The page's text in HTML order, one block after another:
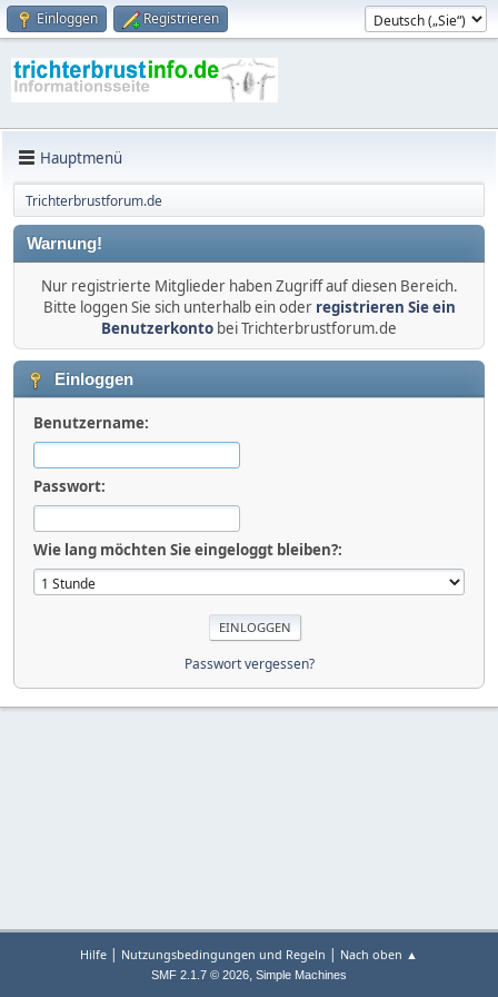
Einloggen Registrieren
Hauptmenü
Trichterbrustforum.de
Warnung!
Nur registrierte Mitglieder haben Zugriff auf diesen Bereich.
Bitte loggen Sie sich unterhalb ein oder registrieren Sie ein
Benutzerkonto bei Trichterbrustforum.de
Einloggen
Benutzername:
Passwort:
Wie lang möchten Sie eingeloggt bleiben?:
Passwort vergessen?
Hilfe | Nutzungsbedingungen und Regeln | Nach oben ▲
SMF 2.1.7 © 2026, Simple Machines